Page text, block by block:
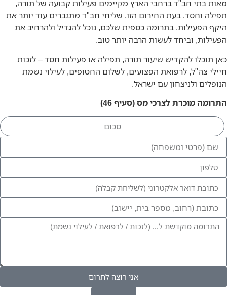
מאות בתי חב"ד ברחבי הארץ מקיימים פעילות קבועה של תורה,
תפילה וחסד. בעת החירום הזו, שליחי חב"ד מתגברים עוד יותר את
היקף הפעילות. בתרומה כספית שלכם, נוכל להגדיל ולהרחיב את
הפעילות, וביחד לעשות הרבה יותר טוב.
כאן תוכלו להקדיש שיעור תורה, תפילה או פעילות חסד – לזכות
חיילי צה"ל, לרפואת הפצועים, לשלום החטופים, לעילוי נשמת
הנופלים ולניצחון עם ישראל.
התרומה מוכרת לצרכי מס (סעיף 46)
אני רוצה לתרום